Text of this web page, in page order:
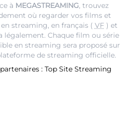
à MEGASTREAMING, trouvez
où regarder vos films et
streaming, en français ( VF) et
légalement. Chaque film ou série
en streaming sera proposé sur
de streaming officielle.
: Top Site Streaming